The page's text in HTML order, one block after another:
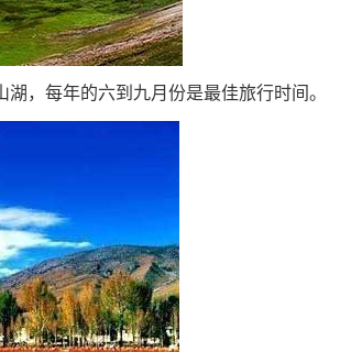
，每年的六到九月份是最佳旅行时间。